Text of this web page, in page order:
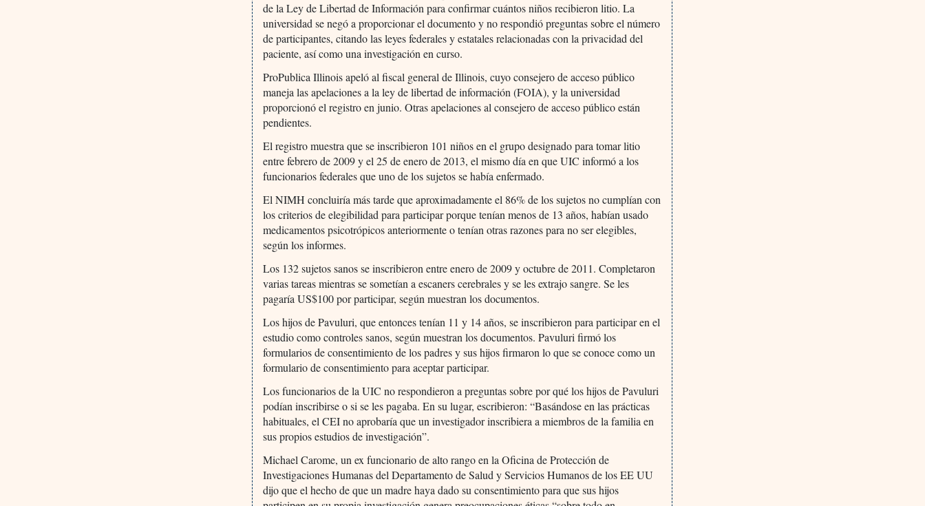
de la Ley de Libertad de Información para confirmar cuántos niños recibieron litio. La
universidad se negó a proporcionar el documento y no respondió preguntas sobre el número
de participantes, citando las leyes federales y estatales relacionadas con la privacidad del
paciente, así como una investigación en curso.
ProPublica Illinois apeló al fiscal general de Illinois, cuyo consejero de acceso público
maneja las apelaciones a la ley de libertad de información (FOIA), y la universidad
proporcionó el registro en junio. Otras apelaciones al consejero de acceso público están
pendientes.
El registro muestra que se inscribieron 101 niños en el grupo designado para tomar litio
entre febrero de 2009 y el 25 de enero de 2013, el mismo día en que UIC informó a los
funcionarios federales que uno de los sujetos se había enfermado.
El NIMH concluiría más tarde que aproximadamente el 86% de los sujetos no cumplían con
los criterios de elegibilidad para participar porque tenían menos de 13 años, habían usado
medicamentos psicotrópicos anteriormente o tenían otras razones para no ser elegibles,
según los informes.
Los 132 sujetos sanos se inscribieron entre enero de 2009 y octubre de 2011. Completaron
varias tareas mientras se sometían a escaners cerebrales y se les extrajo sangre. Se les
pagaría US$100 por participar, según muestran los documentos.
Los hijos de Pavuluri, que entonces tenían 11 y 14 años, se inscribieron para participar en el
estudio como controles sanos, según muestran los documentos. Pavuluri firmó los
formularios de consentimiento de los padres y sus hijos firmaron lo que se conoce como un
formulario de consentimiento para aceptar participar.
Los funcionarios de la UIC no respondieron a preguntas sobre por qué los hijos de Pavuluri
podían inscribirse o si se les pagaba. En su lugar, escribieron: “Basándose en las prácticas
habituales, el CEI no aprobaría que un investigador inscribiera a miembros de la familia en
sus propios estudios de investigación”.
Michael Carome, un ex funcionario de alto rango en la Oficina de Protección de
Investigaciones Humanas del Departamento de Salud y Servicios Humanos de los EE UU
dijo que el hecho de que un madre haya dado su consentimiento para que sus hijos